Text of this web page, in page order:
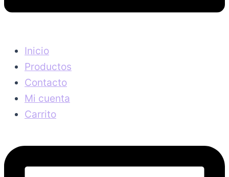
Inicio
Productos
Contacto
Mi cuenta
Carrito